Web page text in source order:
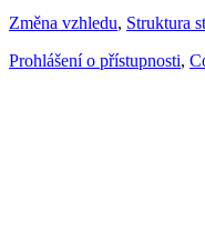
Změna vzhledu, Struktura
Prohlášení o přístupnosti,